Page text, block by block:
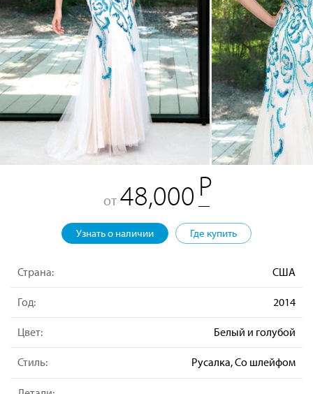
от 48,000
Узнать о наличии Где купить
Страна: США
Год: 2014
Цвет: Белый и голубой
Стиль: Русалка, Со шлейфом